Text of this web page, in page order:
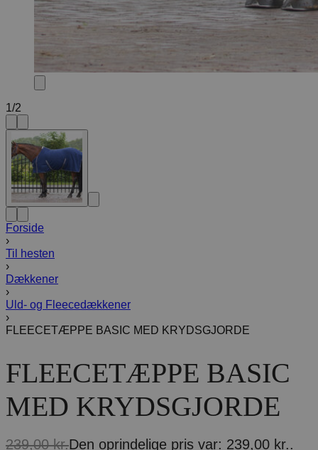
1/2
Forside
›
Til hesten
›
Dækkener
›
Uld- og Fleecedækkener
›
FLEECETÆPPE BASIC MED KRYDSGJORDE
FLEECETÆPPE BASIC
MED KRYDSGJORDE
239,00kr.Den oprindelige pris var: 239,00 kr..